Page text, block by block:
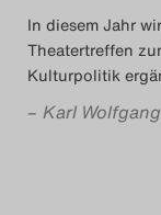
Das
In diesem Jahr
Theatertreffen
Kulturpolitik
– Karl